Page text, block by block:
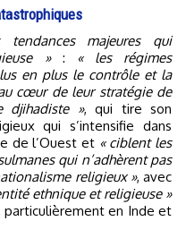
majeures qui
»:
« les régimes
en plus le contrôle et la
cœur de leur stratégie de
djihadiste », qui tire son
qui s’intensifie dans
de l’Ouest et « ciblent les
qui n’adhèrent pas
religieux », avec
ethnique et religieuse »
en Inde et